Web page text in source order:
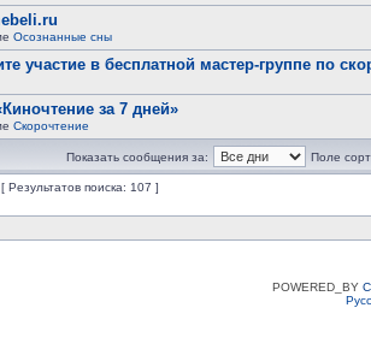
Осознанные сны
участие в бесплатной мастер-группе по
за 7 дней»
Скорочтение
Показать сообщения за: Поле
[ Результатов поиска: 107 ]
POWERED_BY